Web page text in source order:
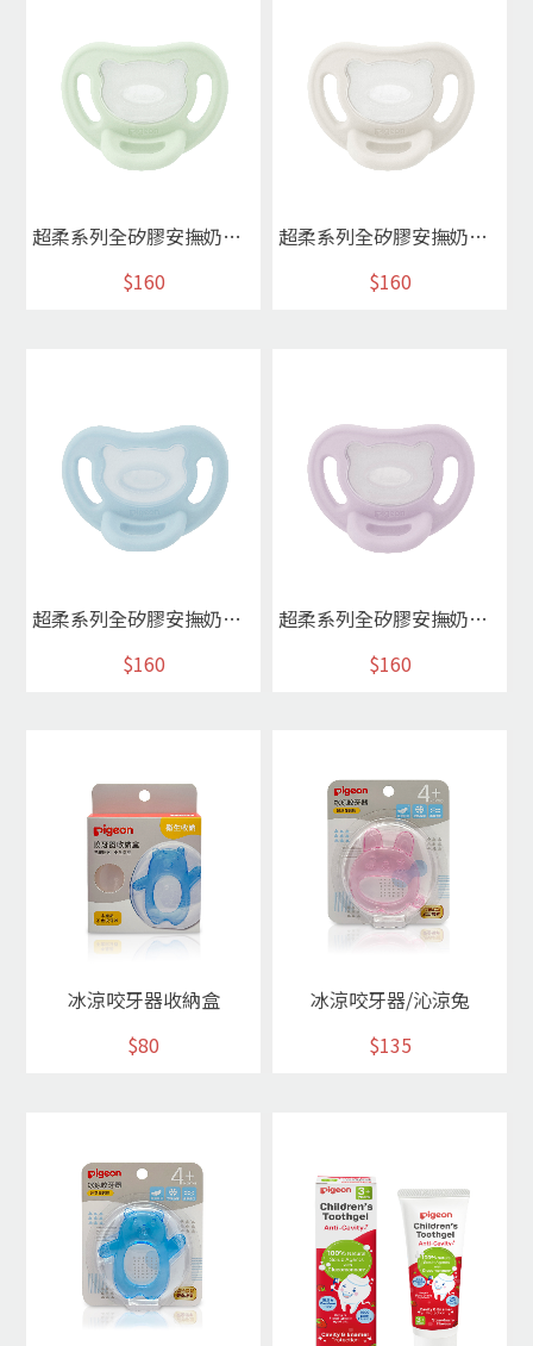
超柔系列全矽膠安撫奶嘴M(薄荷綠)
$160
超柔系列全矽膠安撫奶嘴M(象牙白)
$160
超柔系列全矽膠安撫奶嘴S(天使藍)
$160
超柔系列全矽膠安撫奶嘴S(紫羅蘭)
$160
冰涼咬牙器收納盒
$80
冰涼咬牙器/沁涼兔
$135